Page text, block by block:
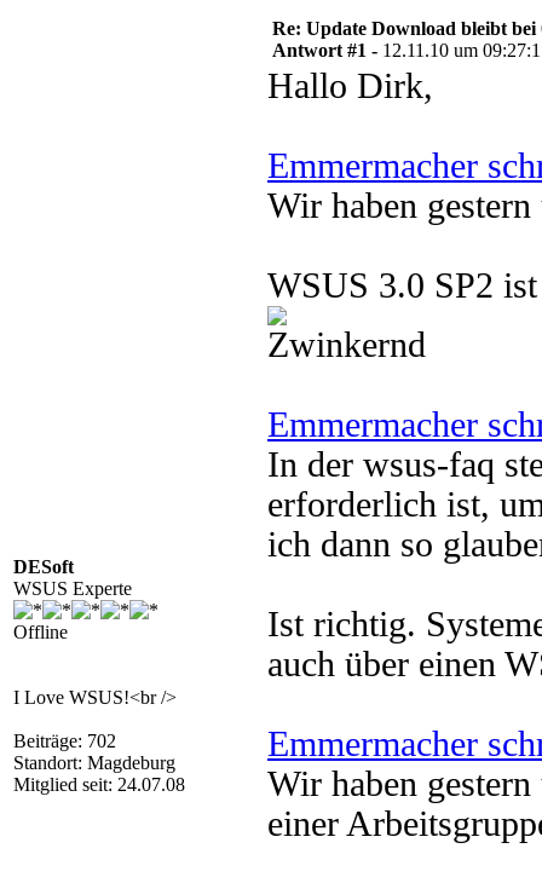
DESoft
WSUS Experte
Offline
I Love WSUS!<br />
Beiträge: 702
Standort: Magdeburg
Mitglied seit: 24.07.08
Re: Update Download bleibt bei
Antwort #1 - 12.11.10 um
Hallo Dirk,
Emmermacher
Wir haben
WSUS 3.0 SP2
Emmermacher
In der wsus-faq
erforderlich ist,
ich dann so
Ist richtig.
auch über einen
Emmermacher
Wir haben
einer